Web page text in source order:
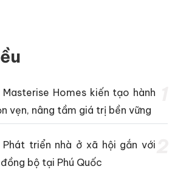
Masterise Homes kiến tạo hành
vẹn, nâng tầm giá trị bền vững
Phát triển nhà ở xã hội gắn với
bộ tại Phú Quốc